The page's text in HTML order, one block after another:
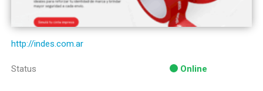
http://indes.com.ar
Status Online